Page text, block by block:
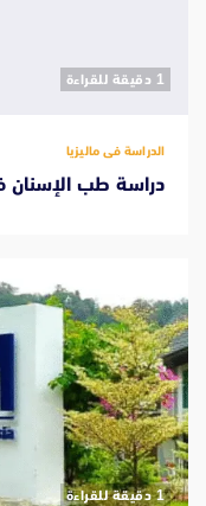
‫1 دقيقة للقراءة
الدراسة فى ماليزيا
دراسة طب الإسنان
‫1 دقيقة للقراءة